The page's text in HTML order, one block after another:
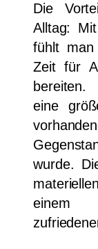
Die
Alltag:
fühlt
Zeit für
bereiten.
eine
wurde.
einem